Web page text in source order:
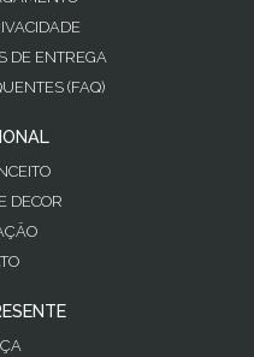
DE ENTREGA
(FAQ)
DECOR